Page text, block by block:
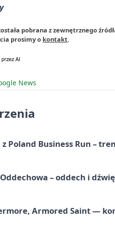
pobrana z zewnętrznego
prosimy o kontakt.
News
Poland Business Run –
– oddech i
Armored Saint —